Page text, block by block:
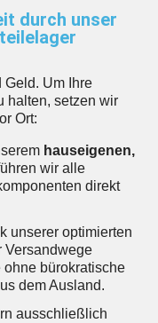
durch unser
Geld. Um Ihre
halten, setzen wir
Ort:
hauseigenen,
wir alle
direkt
unserer optimierten
Versandwege
bürokratische
dem Ausland.
ausschließlich